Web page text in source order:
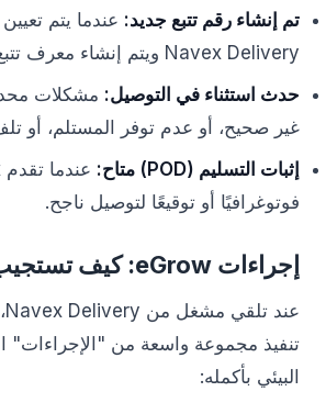
تم إنشاء رقم تتبع جديد: عندما يتم
Navex Delivery ويتم إنشاء معرف تتبع.
حدث استثناء في التوصيل: مشكلات
غير صحيح، أو عدم توفر المستلم، أو
إثبات التسليم (POD) متاح:
فوتوغرافيًا أو توقيعًا لتوصيل ناجح.
إجراءات eGrow: كيف تستجيب عملياتك
تنفيذ مجموعة واسعة من "الإجراءات"
البيئي بأكمله: